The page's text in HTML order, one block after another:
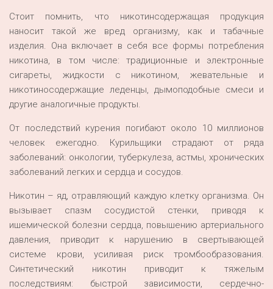
Стоит помнить, что никотинсодержащая продукция
наносит такой же вред организму, как и табачные
изделия. Она включает в себя все формы потребления
никотина, в том числе: традиционные и электронные
сигареты, жидкости с никотином, жевательные и
никотиносодержащие леденцы, дымоподобные смеси и
другие аналогичные продукты.
От последствий курения погибают около 10 миллионов
человек ежегодно. Курильщики страдают от ряда
заболеваний: онкологии, туберкулеза, астмы, хронических
заболеваний легких и сердца и сосудов.
Никотин – яд, отравляющий каждую клетку организма. Он
вызывает спазм сосудистой стенки, приводя к
ишемической болезни сердца, повышению артериального
давления, приводит к нарушению в свертывающей
системе крови, усиливая риск тромбообразования.
Синтетический никотин приводит к тяжелым
последствиям: быстрой зависимости, сердечно-